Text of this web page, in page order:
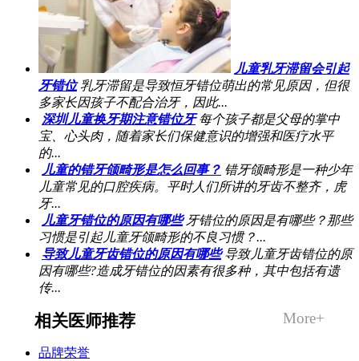
儿童乳牙滞留会引起
牙错位 乳牙滞留是导致恒牙错位萌出的常见原因，但很
多家长因孩子不配合治牙，因此...
深圳儿童换牙期注意错位牙 每个孩子都是父母的掌中
宝、心头肉，随着家长们保健意识的增强和医疗水平
的...
儿童的错牙颌畸形是怎么回事？ 错牙颌畸形是一种少年
儿童常见的口腔疾病。平时人们所讲的牙齿不整齐，虎
牙...
儿童牙错位的原因有哪些 牙错位的原因是有哪些？那些
习惯是引起儿童牙颌畸形的不良习惯？...
导致儿童牙齿错位的原因有哪些 导致儿童牙齿错位的原
因有哪些?造成牙错位的因素有很多种，其中包括有遗
传...
相关医师推荐 More+
品牌荣誉